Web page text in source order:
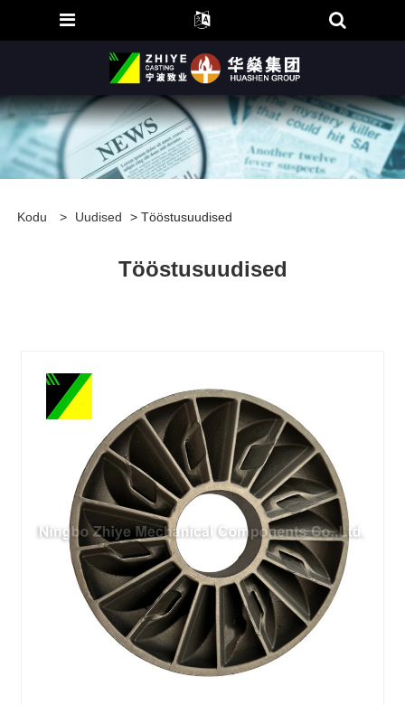
Kodu > Uudised > Tööstusuudised
Tööstusuudised